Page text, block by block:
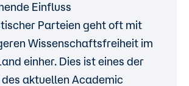
Einfluss
Parteien geht oft mit
Wissenschaftsfreiheit im
einher. Dies ist eines der
des aktuellen Academic